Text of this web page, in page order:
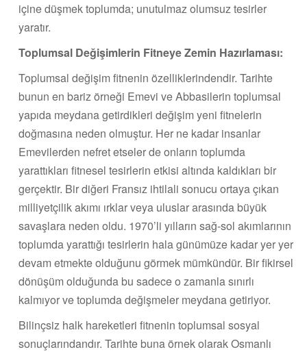
içine düşmek toplumda; unutulmaz olumsuz tesirler
yaratır.
Toplumsal Değişimlerin Fitneye Zemin Hazırlaması:
Toplumsal değişim fitnenin özelliklerindendir. Tarihte
bunun en bariz örneği Emevi ve Abbasilerin toplumsal
yapıda meydana getirdikleri değişim yeni fitnelerin
doğmasına neden olmuştur. Her ne kadar insanlar
Emevilerden nefret etseler de onların toplumda
yarattıkları fitnesel tesirlerin etkisi altında kaldıkları bir
gerçektir. Bir diğeri Fransız ihtilali sonucu ortaya çıkan
milliyetçilik akımı ırklar veya uluslar arasında büyük
savaşlara neden oldu. 1970’li yılların sağ-sol akımlarının
toplumda yarattığı tesirlerin hala günümüze kadar yer yer
devam etmekte olduğunu görmek mümkündür. Bir fikirsel
dönüşüm olduğunda bu sadece o zamanla sınırlı
kalmıyor ve toplumda değişmeler meydana getiriyor.
Bilinçsiz halk hareketleri fitnenin toplumsal sosyal
sonuçlarındandır. Tarihte buna örnek olarak Osmanlı